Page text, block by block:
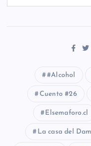
#Alcohol
Cuento #26
Elsemaforo.cl
La casa del